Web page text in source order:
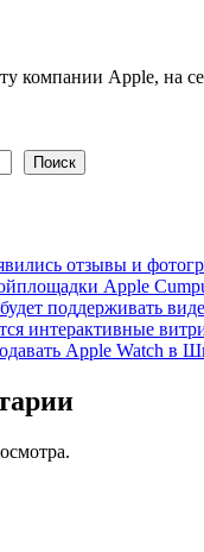
компании Apple, на
Поиск
отзывы и
Apple
поддерживать
интерактивные
Apple Watch в